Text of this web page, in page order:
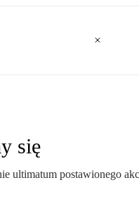
się
postawionego